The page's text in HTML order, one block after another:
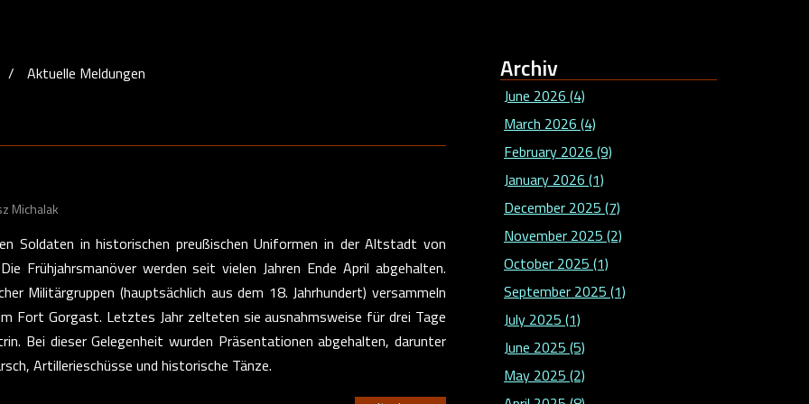
/ Aktuelle Meldungen
Michalak
Soldaten in historischen preußischen Uniformen in der Altstadt von
Frühjahrsmanöver werden seit vielen Jahren Ende April abgehalten.
Militärgruppen (hauptsächlich aus dem 18. Jahrhundert) versammeln
Fort Gorgast. Letztes Jahr zelteten sie ausnahmsweise für drei Tage
Bei dieser Gelegenheit wurden Präsentationen abgehalten, darunter
Artillerieschüsse und historische Tänze.
Archiv
June 2026 (4)
March 2026 (4)
February 2026 (9)
January 2026 (1)
December 2025 (7)
November 2025 (2)
October 2025 (1)
September 2025 (1)
July 2025 (1)
June 2025 (5)
May 2025 (2)